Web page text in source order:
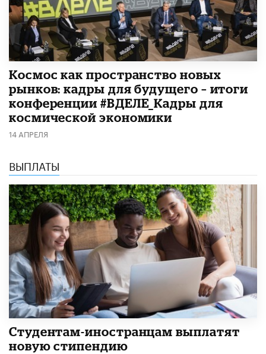
Космос как пространство новых
рынков: кадры для будущего – итоги
конференции #ВДЕЛЕ_Кадры для
космической экономики
14 АПРЕЛЯ
ВЫПЛАТЫ
Студентам-иностранцам выплатят
новую стипендию